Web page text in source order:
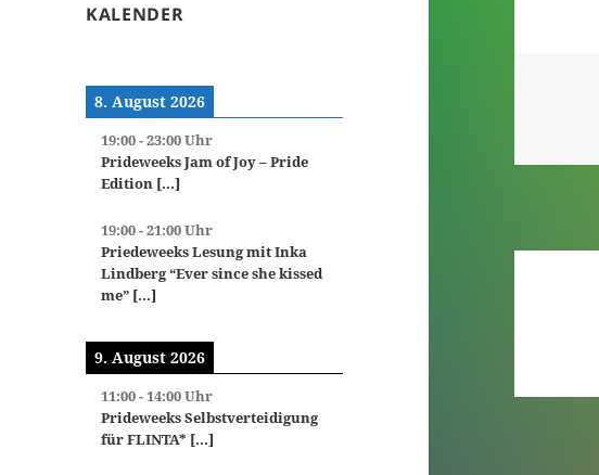
KALENDER
8. August 2026
19:00-23:00Uhr
Prideweeks Jam of Joy – Pride
Edition [...]
19:00-21:00Uhr
Priedeweeks Lesung mit Inka
Lindberg “Ever since she kissed
me” [...]
9. August 2026
11:00-14:00Uhr
Prideweeks Selbstverteidigung
für FLINTA* [...]